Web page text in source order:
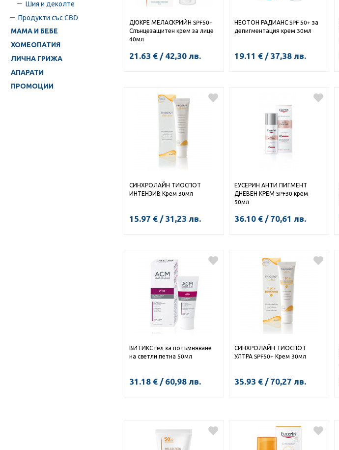
Шия и деколте
Продукти със CBD
МАМА И БЕБЕ
ХОМЕОПАТИЯ
ЛИЧНА ГРИЖА
АПАРАТИ
ПРОМОЦИИ
ДЮКРЕ МЕЛАСКРИЙН SPF50+
Слънцезащитен крем за лице
40мл
21.63 € / 42,30 лв.
НЕОТОН РАДИАНС SPF 50+ за
депигментация крем 30мл
19.11 € / 37,38 лв.
СИНХРОЛАЙН ТИОСПОТ
ИНТЕНЗИВ Крем 30мл
15.97 € / 31,23 лв.
КУПИ
ЕУСЕРИН АНТИ ПИГМЕНТ
ДНЕВЕН КРЕМ SPF30 крем
50мл
36.10 € / 70,61 лв.
КУПИ
ВИТИКС гел за потъмняване
на светли петна 50мл
31.18 € / 60,98 лв.
СИНХРОЛАЙН ТИОСПОТ
УЛТРА SPF50+ Крем 30мл
35.93 € / 70,27 лв.